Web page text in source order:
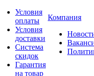
Условия
оплаты
Условия
доставки
Система
скидок
Гарантия
на товар
Компания